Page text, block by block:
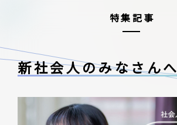
特集記事
新社会人のみなさんへ